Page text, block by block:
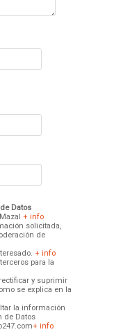
Datos
+ info
solicitada,
de
+ info
para la
y suprimir
se explica en la
la información
de Datos
+ info